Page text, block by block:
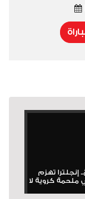
إنجلترا تهزم
6-4 في ملحمة كروية لا